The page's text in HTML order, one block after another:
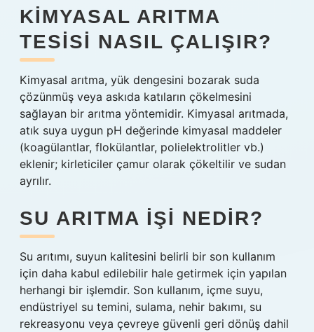
KIMYASAL ARITMA
TESISI NASIL ÇALIŞIR?
Kimyasal arıtma, yük dengesini bozarak suda
çözünmüş veya askıda katıların çökelmesini
sağlayan bir arıtma yöntemidir. Kimyasal arıtmada,
atık suya uygun pH değerinde kimyasal maddeler
(koagülantlar, flokülantlar, polielektrolitler vb.)
eklenir; kirleticiler çamur olarak çökeltilir ve sudan
ayrılır.
SU ARITMA IŞI NEDIR?
Su arıtımı, suyun kalitesini belirli bir son kullanım
için daha kabul edilebilir hale getirmek için yapılan
herhangi bir işlemdir. Son kullanım, içme suyu,
endüstriyel su temini, sulama, nehir bakımı, su
rekreasyonu veya çevreye güvenli geri dönüş dahil